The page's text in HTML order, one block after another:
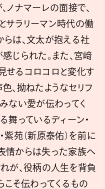
ナマーレの面接で、
サラリーマン時代の働
は、文太が抱える社
じられた。また、宮﨑
せるコロコロと変化す
、拗ねたようなセリフ
ない愛が伝わってく
舞っているディーン・
紫苑（新原泰佑）を前に
情からは失った家族へ
が、役柄の人生を背負
こそ伝わってくるもの